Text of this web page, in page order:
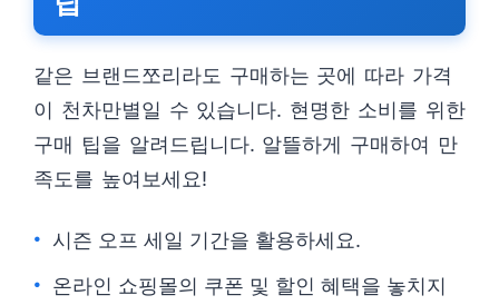
같은 브랜드쪼리라도 구매하는 곳에 따라 가격
이 천차만별일 수 있습니다. 현명한 소비를 위한
구매 팁을 알려드립니다. 알뜰하게 구매하여 만
족도를 높여보세요!
시즌 오프 세일 기간을 활용하세요.
온라인 쇼핑몰의 쿠폰 및 할인 혜택을 놓치지